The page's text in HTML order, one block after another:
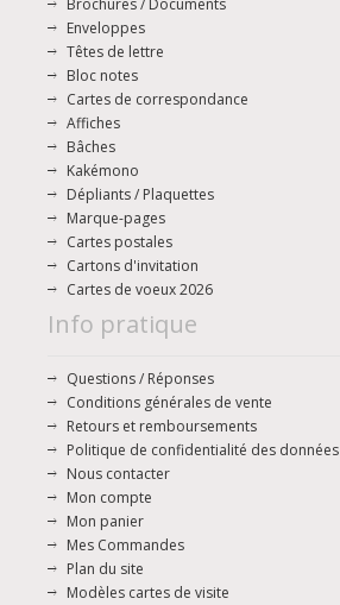
Brochures / Documents
Enveloppes
Têtes de lettre
Bloc notes
Cartes de correspondance
Affiches
Bâches
Kakémono
Dépliants / Plaquettes
Marque-pages
Cartes postales
Cartons d'invitation
Cartes de voeux 2026
Info pratique
Questions / Réponses
Conditions générales de vente
Retours et remboursements
Politique de confidentialité des données
Nous contacter
Mon compte
Mon panier
Mes Commandes
Plan du site
Modèles cartes de visite